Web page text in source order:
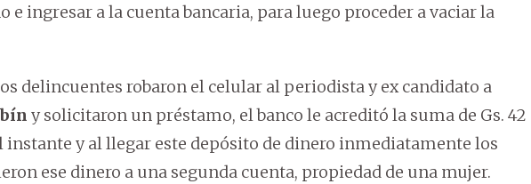
e ingresar a la cuenta bancaria, para luego proceder a vaciar la
delincuentes robaron el celular al periodista y ex candidato a
y solicitaron un préstamo, el banco le acreditó la suma de Gs. 42
y al llegar este depósito de dinero inmediatamente los
ese dinero a una segunda cuenta, propiedad de una mujer.